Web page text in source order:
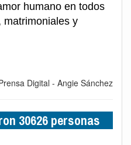
humano en todos
matrimoniales y
Digital - Angie Sánchez
30626 personas